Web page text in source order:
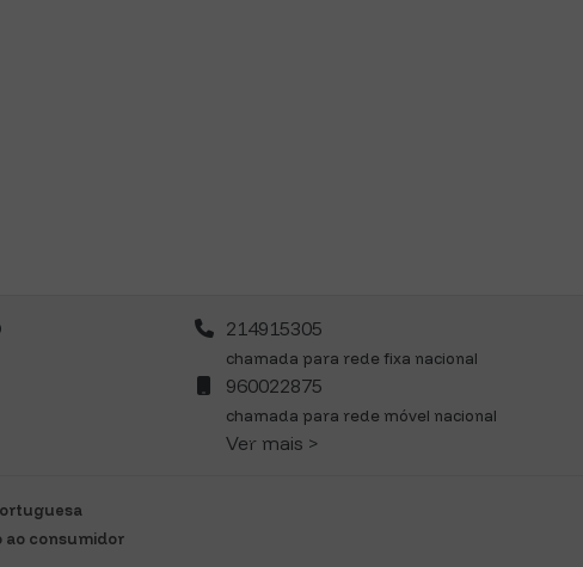
214915305
chamada para rede fixa nacional
960022875
chamada para rede móvel nacional
Ver mais >
ao consumidor